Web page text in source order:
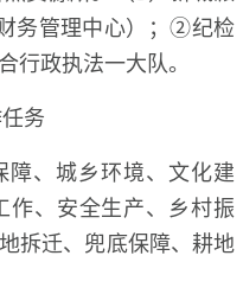
务管理中心）；②纪检
政执法一大队。
务
障、城乡环境、文化建
、安全生产、乡村振
拆迁、兜底保障、耕地